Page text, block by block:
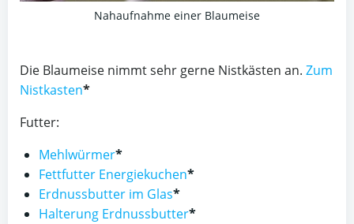
Nahaufnahme einer Blaumeise
Die Blaumeise nimmt sehr gerne Nistkästen an. Zum
Nistkasten*
Futter:
Mehlwürmer*
Fettfutter Energiekuchen*
Erdnussbutter im Glas*
Halterung Erdnussbutter*